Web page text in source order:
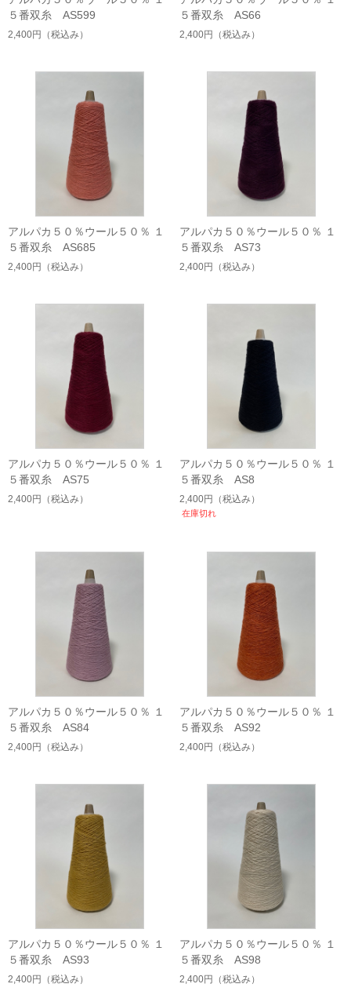
５番双糸 AS599
2,400円 （税込み）
５番双糸 AS66
2,400円 （税込み）
アルパカ５０％ウール５０％ １
５番双糸 AS685
2,400円 （税込み）
アルパカ５０％ウール５０％ １
５番双糸 AS73
2,400円 （税込み）
アルパカ５０％ウール５０％ １
５番双糸 AS75
2,400円 （税込み）
アルパカ５０％ウール５０％ １
５番双糸 AS8
2,400円 （税込み）
在庫切れ
アルパカ５０％ウール５０％ １
５番双糸 AS84
2,400円 （税込み）
アルパカ５０％ウール５０％ １
５番双糸 AS92
2,400円 （税込み）
アルパカ５０％ウール５０％ １
５番双糸 AS93
2,400円 （税込み）
アルパカ５０％ウール５０％ １
５番双糸 AS98
2,400円 （税込み）